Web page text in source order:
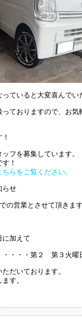
ていると大変喜んでい
ておりますので、お気
フを募集しています。
！
らをご覧ください。
らせ
の営業とさせて頂きます
に加えて
・・・・第２ 第３火曜
だいております。
す。